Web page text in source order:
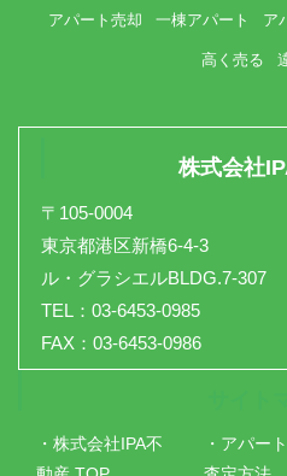
アパート売却 一棟アパート ア
高く売る
株式会社
〒105-0004
東京都港区新橋6-4-3
ル・グラシエルBLDG.7-307
TEL：03-6453-0985
FAX：03-6453-0986
・株式会社IPA不
・アパー